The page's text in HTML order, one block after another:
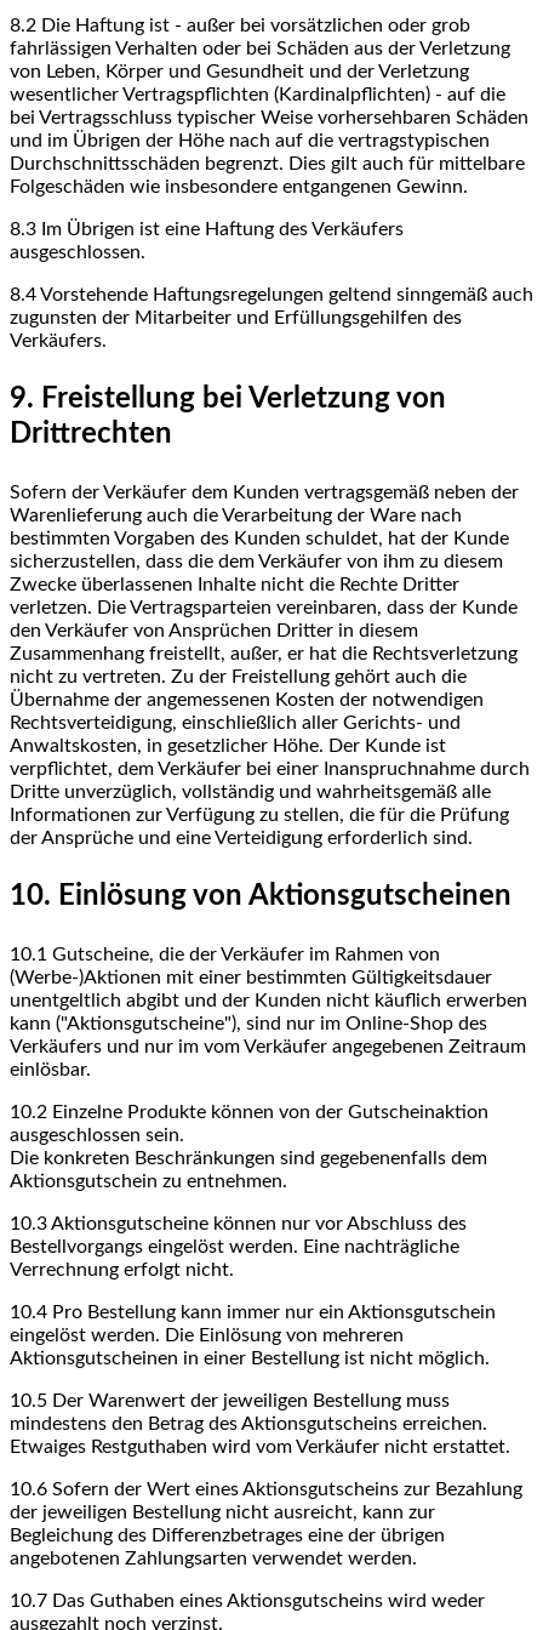
8.2 Die Haftung ist - außer bei vorsätzlichen oder grob
fahrlässigen Verhalten oder bei Schäden aus der Verletzung
von Leben, Körper und Gesundheit und der Verletzung
wesentlicher Vertragspflichten (Kardinalpflichten) - auf die
bei Vertragsschluss typischer Weise vorhersehbaren Schäden
und im Übrigen der Höhe nach auf die vertragstypischen
Durchschnittsschäden begrenzt. Dies gilt auch für mittelbare
Folgeschäden wie insbesondere entgangenen Gewinn.
8.3 Im Übrigen ist eine Haftung des Verkäufers
ausgeschlossen.
8.4Vorstehende Haftungsregelungen geltend sinngemäß auch
zugunsten der Mitarbeiter und Erfüllungsgehilfen des
Verkäufers.
9. Freistellung bei Verletzung von
Drittrechten
Sofern der Verkäufer dem Kunden vertragsgemäß neben der
Warenlieferung auch die Verarbeitung der Ware nach
bestimmten Vorgaben des Kunden schuldet, hat der Kunde
sicherzustellen, dass die dem Verkäufer von ihm zu diesem
Zwecke überlassenen Inhalte nicht die Rechte Dritter
verletzen. Die Vertragsparteien vereinbaren, dass der Kunde
den Verkäufer von Ansprüchen Dritter in diesem
Zusammenhang freistellt, außer, er hat die Rechtsverletzung
nicht zu vertreten. Zu der Freistellung gehört auch die
Übernahme der angemessenen Kosten der notwendigen
Rechtsverteidigung, einschließlich aller Gerichts- und
Anwaltskosten, in gesetzlicher Höhe. Der Kunde ist
verpflichtet, dem Verkäufer bei einer Inanspruchnahme durch
Dritte unverzüglich, vollständig und wahrheitsgemäß alle
Informationen zur Verfügung zu stellen, die für die Prüfung
der Ansprüche und eine Verteidigung erforderlich sind.
10. Einlösung von Aktionsgutscheinen
10.1 Gutscheine, die der Verkäufer im Rahmen von
(Werbe-)Aktionen mit einer bestimmten Gültigkeitsdauer
unentgeltlich abgibt und der Kunden nicht käuflich erwerben
kann ("Aktionsgutscheine"), sind nur im Online-Shop des
Verkäufers und nur im vom Verkäufer angegebenen Zeitraum
einlösbar.
10.2 Einzelne Produkte können von der Gutscheinaktion
ausgeschlossen sein.
Die konkreten Beschränkungen sind gegebenenfalls dem
Aktionsgutschein zu entnehmen.
10.3Aktionsgutscheine können nur vor Abschluss des
Bestellvorgangs eingelöst werden. Eine nachträgliche
Verrechnung erfolgt nicht.
10.4 Pro Bestellung kann immer nur ein Aktionsgutschein
eingelöst werden. Die Einlösung von mehreren
Aktionsgutscheinen in einer Bestellung ist nicht möglich.
10.5 Der Warenwert der jeweiligen Bestellung muss
mindestens den Betrag des Aktionsgutscheins erreichen.
Etwaiges Restguthaben wird vom Verkäufer nicht erstattet.
10.6 Sofern der Wert eines Aktionsgutscheins zur Bezahlung
der jeweiligen Bestellung nicht ausreicht, kann zur
Begleichung des Differenzbetrages eine der übrigen
angebotenen Zahlungsarten verwendet werden.
10.7 Das Guthaben eines Aktionsgutscheins wird weder
ausgezahlt noch verzinst.